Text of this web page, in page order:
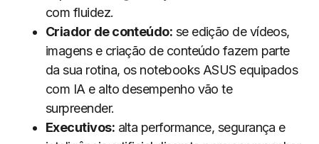
com fluidez.
Criador de conteúdo: se edição de vídeos,
imagens e criação de conteúdo fazem parte
da sua rotina, os notebooks ASUS equipados
com IA e alto desempenho vão te
surpreender.
Executivos: alta performance, segurança e